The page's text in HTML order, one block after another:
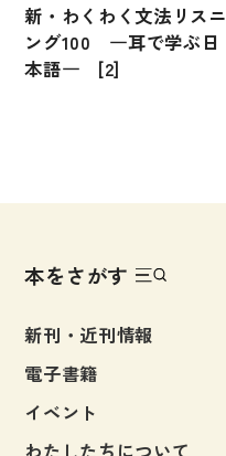
新・わくわく文法リスニ
ング100 ―耳で学ぶ日
本語― [2]
本をさがす
新刊・近刊情報
電子書籍
イベント
わたしたちについて